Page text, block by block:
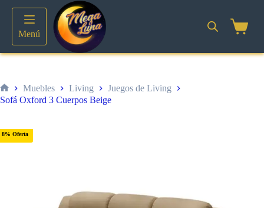
contenido
Menú
Inicio
Muebles Living
Juegos de Living
Sofá Oxford 3 Cuerpos Beige
8% Oferta